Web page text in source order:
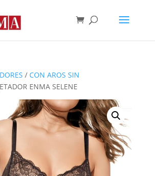
/ CON AROS SIN
ENMA SELENE